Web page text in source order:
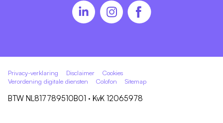
Privacy-verklaring Disclaimer
Cookies
Verordening digitale diensten
Colofon Sitemap
BTW NL817789510B01 · KvK 12065978